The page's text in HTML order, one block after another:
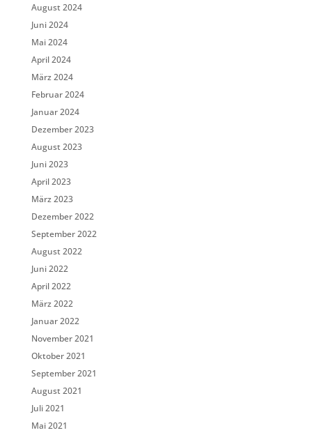
August 2024
Juni 2024
Mai 2024
April 2024
März 2024
Februar 2024
Januar 2024
Dezember 2023
August 2023
Juni 2023
April 2023
März 2023
Dezember 2022
September 2022
August 2022
Juni 2022
April 2022
März 2022
Januar 2022
November 2021
Oktober 2021
September 2021
August 2021
Juli 2021
Mai 2021